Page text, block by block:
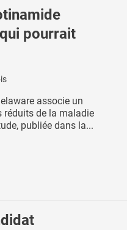
pourrait
associe un
réduits de la maladie
publiée dans la...